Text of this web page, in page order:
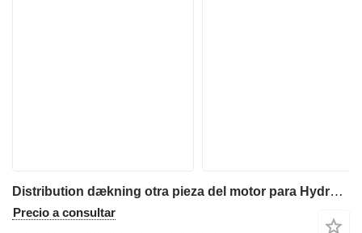
Distribution dækning otra pieza del motor para Hydrema 805 retroexcavadora
Precio a consultar